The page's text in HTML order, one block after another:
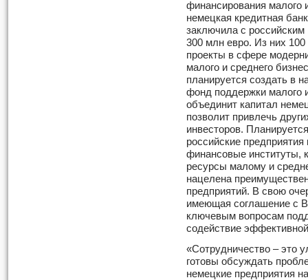
финансирования малого
немецкая кредитная
заключила с
300 млн евро. Из них
проекты в сфере
малого и среднего
планируется создать в
фонд поддержки малого
объединит капитал
позволит привлечь
инвесторов.
российские
финансовые институты,
ресурсы малому и
нацелена
предприятий. В свою
имеющая соглашение с
ключевым вопросам
содействие
«Сотрудничество – это
готовы обсуждать
немецкие предприятия